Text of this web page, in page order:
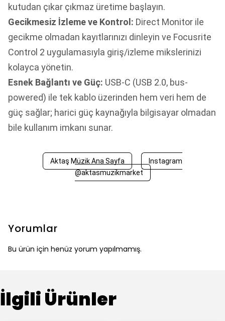
kutudan çıkar çıkmaz üretime başlayın.
Gecikmesiz İzleme ve Kontrol: Direct Monitor ile
gecikme olmadan kayıtlarınızı dinleyin ve Focusrite
Control 2 uygulamasıyla giriş/izleme mikslerinizi
kolayca yönetin.
Esnek Bağlantı ve Güç: USB-C (USB 2.0, bus-
powered) ile tek kablo üzerinden hem veri hem de
güç sağlar; harici güç kaynağıyla bilgisayar olmadan
bile kullanım imkanı sunar.
Aktaş Müzik Ana Sayfa
Instagram
@aktasmuzikmarket
Yorumlar
Bu ürün için henüz yorum yapılmamış.
İlgili Ürünler